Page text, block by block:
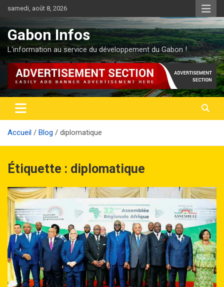
contenu
samedi, août 8, 2026
Gabon Infos
L'information au service du développement du Gabon !
Accueil Blog diplomatique
Étiquette : diplomatique